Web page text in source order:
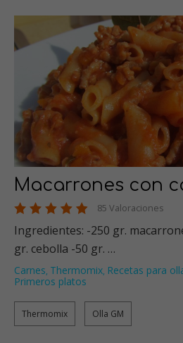
Macarrones con
85 Valoraciones
Ingredientes: -250 gr.
gr. cebolla -50 gr. …
Carnes, Thermomix, Recetas para
Primeros platos
Thermomix Olla GM